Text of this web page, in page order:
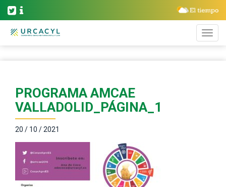
PROGRAMA AMCAE
VALLADOLID_PÁGINA_1
20 / 10 / 2021